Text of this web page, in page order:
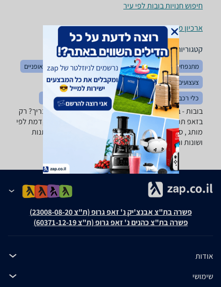
חיפוש חנויות בובות לפי עיר
ארכיון מוצרים
קטגוריות משלימות
מתנפחים צעצועי תינוקות צעצועים לאמבטיה
בימבות ואופניים
צעצועים כללי
לגו ומשחקי הרכבה
משחקי חשיבה והגיון
כלי רכב ממונעים
כלי נגינה לילדים פאזלים פליימוביל
בובות - ‏בובת פופ ‏פרווה רוצה למצוא את הבובה שאתה צריך? רק
בזאפ תמצא מאות ביקורות על בובות מערכת סינון מתקדמת לפי
מותג , סוג ועוד, השוואת מחירים ביותר מאלף חנויות מתנות
ושונות ותקבל החלטה חכמה!
פשרה בת"צ אבנצ'יק נ' זאפ גרופ (ת"צ 23008-08-20)
פשרה בת"צ כהנים נ' זאפ גרופ (ת"צ 60371-12-19)
אודות
שימושי